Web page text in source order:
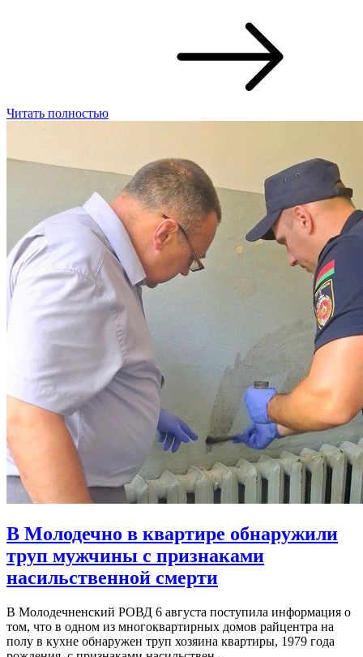
Читать полностью
В Молодечно в квартире обнаружили
труп мужчины с признаками
насильственной смерти
В Молодечненский РОВД 6 августа поступила информация о
том, что в одном из многоквартирных домов райцентра на
полу в кухне обнаружен труп хозяина квартиры, 1979 года